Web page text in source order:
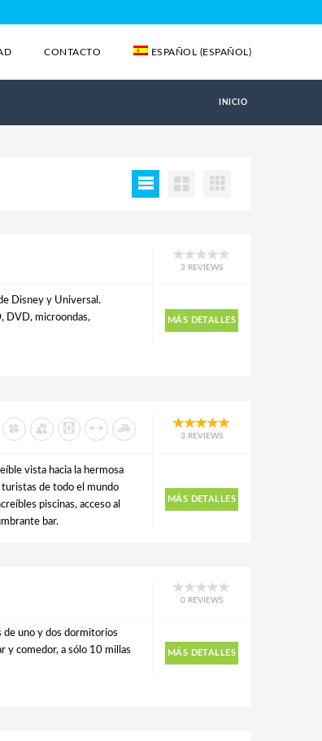
CONTACTO ESPAÑOL (ESPAÑOL )
INICIO
3 REVIEWS
Disney y Universal.
DVD, microondas,
MÁS DETALLES
3 REVIEWS
vista hacia la hermosa
turistas de todo el mundo
piscinas, acceso al
bar.
MÁS DETALLES
0 REVIEWS
de uno y dos dormitorios
y comedor, a sólo 10 millas
MÁS DETALLES